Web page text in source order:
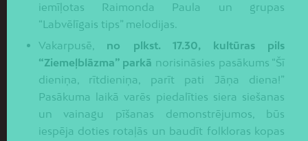
iemīļotas Raimonda Paula un grupas
“Labvēlīgais tips” melodijas.
Vakarpusē, no plkst. 17.30, kultūras pils
“Ziemeļblāzma” parkā norisināsies pasākums “Šī
dieniņa, rītdieniņa, parīt pati Jāņa diena!”
Pasākuma laikā varēs piedalīties siera siešanas
un vainagu pīšanas demonstrējumos, būs
iespēja doties rotaļās un baudīt folkloras kopas